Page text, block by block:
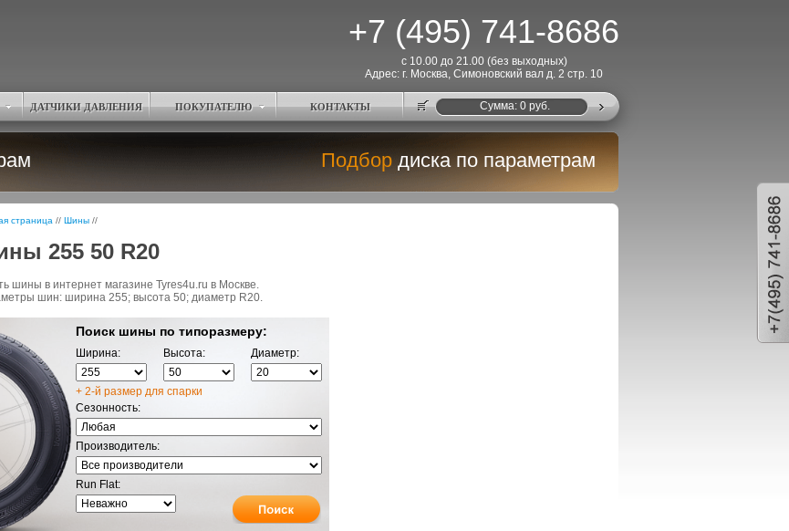
+7 (495) 741-8686
с 10.00 до 21.00 (без выходных)
Адрес: г. Москва, Симоновский вал д. 2 стр. 10
ДАТЧИКИ ДАВЛЕНИЯ ПОКУПАТЕЛЮ КОНТАКТЫ Cумма: 0руб.
Подбор диска по параметрам
страница // Шины //
255 50 R20
шины в интернет магазине Tyres4u.ru в Москве.
шин: ширина 255; высота 50; диаметр R20.
Поиск шины по типоразмеру:
Ширина: Высота: Диаметр:
+ 2-й размер для спарки
Сезонность:
Производитель:
Run Flat: